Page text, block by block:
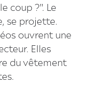
coup ?". Le
se projette.
ouvrent une
Elles
du vêtement